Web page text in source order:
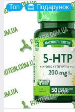
Топ Подарунок